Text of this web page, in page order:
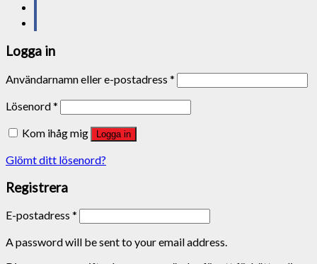
Logga in
Användarnamn eller e-postadress *
Lösenord*
Kom ihåg mig
Logga in
Glömt ditt lösenord?
Registrera
E-postadress *
A password will be sent to your email address.